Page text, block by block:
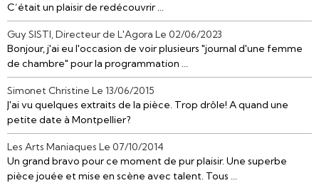
C’était un plaisir de redécouvrir ...
Guy SISTI, Directeur de L'Agora Le 02/06/2023
Bonjour, j'ai eu l'occasion de voir plusieurs "journal d'une femme
de chambre" pour la programmation ...
Simonet Christine Le 13/06/2015
J'ai vu quelques extraits de la pièce. Trop drôle! A quand une
petite date à Montpellier?
Les Arts Maniaques Le 07/10/2014
Un grand bravo pour ce moment de pur plaisir. Une superbe
pièce jouée et mise en scène avec talent. Tous ...